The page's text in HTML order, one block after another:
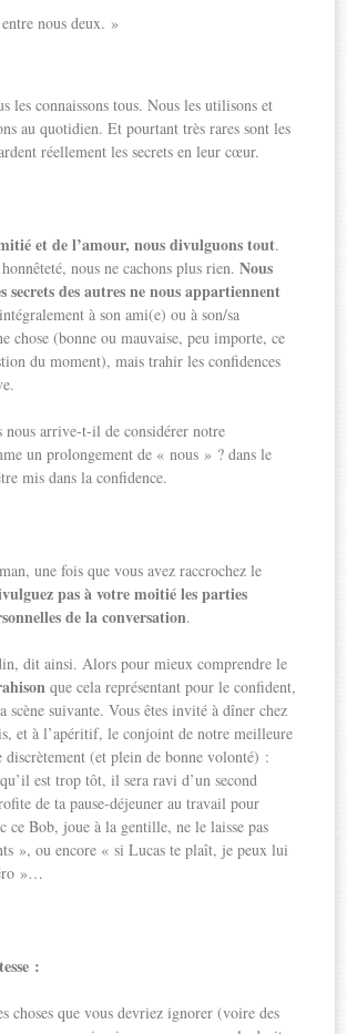
nous deux. »
les connaissons tous. Nous les utilisons et
au quotidien. Et pourtant très rares sont les
réellement les secrets en leur cœur.
et de l’amour, nous divulguons tout.
nous ne cachons plus rien.Nous
secrets des autres ne nous appartiennent
à son ami(e) ou à son/sa
chose (bonne ou mauvaise, peu importe, ce
du moment), mais trahir les confidences
nous arrive-t-il de considérer notre
un prolongement de « nous » ? dans le
mis dans la confidence.
une fois que vous avez raccrochez le
pas à votre moitié les parties
de la conversation.
dit ainsi. Alors pour mieux comprendre le
que cela représentant pour le confident,
scène suivante. Vous êtes invité à dîner chez
et à l’apéritif, le conjoint de notre meilleure
discrètement (et plein de bonne volonté) :
est trop tôt, il sera ravi d’un second
de ta pause-déjeuner au travail pour
ce Bob, joue à la gentille, ne le laisse pas
», ou encore « si Lucas te plaît, je peux lui
»…
:
choses que vous devriez ignorer (voire des